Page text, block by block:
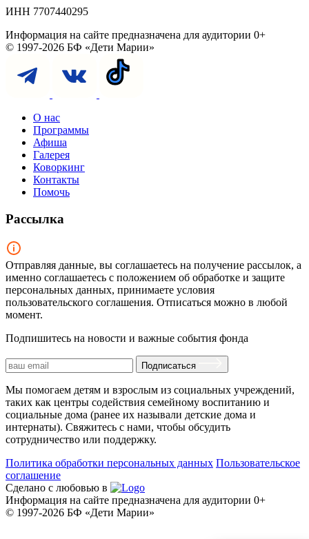
ИНН 7707440295
Информация на сайте предназначена для аудитории 0+
© 1997-2026 БФ «Дети Марии»
О нас
Программы
Афиша
Галерея
Коворкинг
Контакты
Помочь
Рассылка
Отправляя данные, вы соглашаетесь на получение рассылок, а
именно соглашаетесь с положением об обработке и защите
персональных данных, принимаете условия
пользовательского соглашения. Отписаться можно в любой
момент.
Подпишитесь на новости и важные события фонда
Подписаться
Мы помогаем детям и взрослым из социальных учреждений,
таких как центры содействия семейному воспитанию и
социальные дома (ранее их называли детские дома и
интернаты). Свяжитесь с нами, чтобы обсудить
сотрудничество или поддержку.
Политика обработки персональных данных Пользовательское
соглашение
Сделано с любовью в
Информация на сайте предназначена для аудитории 0+
© 1997-2026 БФ «Дети Марии»